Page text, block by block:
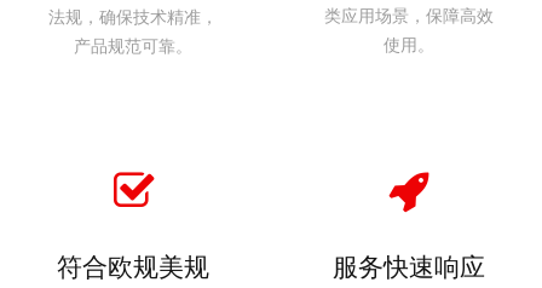
法规，确保技术精准，
产品规范可靠。
类应用场景，保障高效
使用。
符合欧规美规 服务快速响应